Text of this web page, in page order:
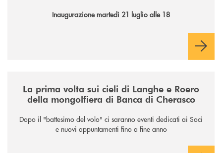
Inaugurazione martedì 21 luglio alle 18
La prima volta sui cieli di Langhe e Roero
della mongolfiera di Banca di Cherasco
Dopo il "battesimo del volo" ci saranno eventi dedicati ai Soci
e nuovi appuntamenti fino a fine anno